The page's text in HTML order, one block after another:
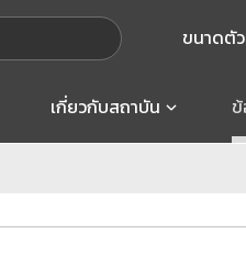
ขนาดตั
เกี่ยวกับสถาบัน